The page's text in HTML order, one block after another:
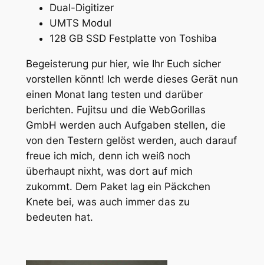
Dual-Digitizer
UMTS Modul
128 GB SSD Festplatte von Toshiba
Begeisterung pur hier, wie Ihr Euch sicher
vorstellen könnt! Ich werde dieses Gerät nun
einen Monat lang testen und darüber
berichten. Fujitsu und die WebGorillas
GmbH werden auch Aufgaben stellen, die
von den Testern gelöst werden, auch darauf
freue ich mich, denn ich weiß noch
überhaupt nixht, was dort auf mich
zukommt. Dem Paket lag ein Päckchen
Knete bei, was auch immer das zu
bedeuten hat.